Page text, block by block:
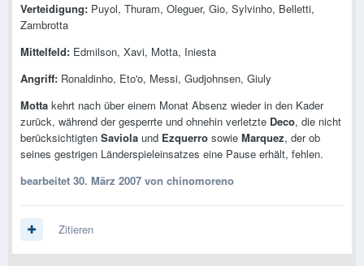
Verteidigung: Puyol, Thuram, Oleguer, Gio, Sylvinho, Belletti,
Zambrotta
Mittelfeld: Edmilson, Xavi, Motta, Iniesta
Angriff: Ronaldinho, Eto'o, Messi, Gudjohnsen, Giuly
Motta kehrt nach über einem Monat Absenz wieder in den Kader
zurück, während der gesperrte und ohnehin verletzte Deco, die nicht
berücksichtigten Saviola und Ezquerro sowie Marquez, der ob
seines gestrigen Länderspieleinsatzes eine Pause erhält, fehlen.
bearbeitet 30. März 2007 von chinomoreno
Zitieren